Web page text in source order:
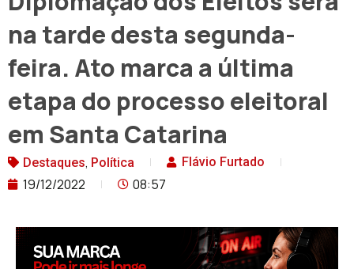
na tarde desta segunda-
feira. Ato marca a última
etapa do processo eleitoral
em Santa Catarina
Destaques, Política Flávio Furtado
19/12/2022 08:57